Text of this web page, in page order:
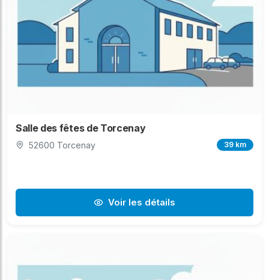
Salle des fêtes de Torcenay
52600 Torcenay 39 km
Voir les détails